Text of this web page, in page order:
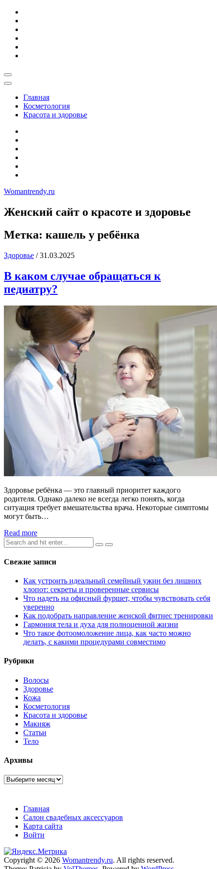
Skip
content
Главная
Косметология
Красота и здоровье
Womantrendy.ru
Женский сайт о красоте и здоровье
Метка: кашель у ребёнка
Здоровье / 31.03.2025
В каком случае обращаться к
педиатру?
Здоровье ребёнка — это главный приоритет каждого
родителя. Однако далеко не всегда легко понять, когда
ситуация требует вмешательства врача. Некоторые симптомы
могут быть…
Read more
Search
for:
Свежие записи
Как устроить идеальный семейный ужин без лишних
хлопот: секреты и проверенные сервисы
Что надеть на офисный фуршет, чтобы чувствовать себя
уверенно
Как подобрать направление женской фитнес тренировки
Гармония тела и духа для полноценной жизни
Что такое фотоомоложение лица, как часто можно
делать, с какими процедурами совместимо
Рубрики
Волосы
Здоровье
Кожа
Косметология
Красота и здоровье
Макияж
Статьи
Тело
Архивы
Архивы
Главная
Салон свадебных аксессуаров
Карта сайта
Войти
Copyright © 2026 Womantrendy.ru. All rights reserved.